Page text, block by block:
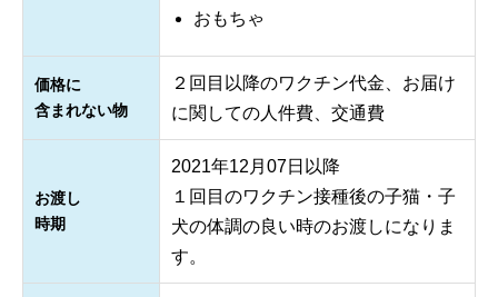
おもちゃ
価格に
含まれない物
２回目以降のワクチン代金、お届け
に関しての人件費、交通費
お渡し
時期
2021年12月07日以降
１回目のワクチン接種後の子猫・子
犬の体調の良い時のお渡しになりま
す。